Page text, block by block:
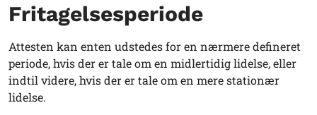
Fritagelsesperiode
Attesten kan enten udstedes for en nærmere defineret
periode, hvis der er tale om en midlertidig lidelse, eller
indtil videre, hvis der er tale om en mere stationær
lidelse.